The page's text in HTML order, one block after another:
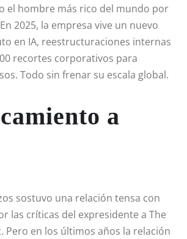
el hombre más rico del mundo por
2025, la empresa vive un nuevo
en IA, reestructuraciones internas
recortes corporativos para
Todo sin frenar su escala global.
a
sostuvo una relación tensa con
las críticas del expresidente a The
Pero en los últimos años la relación